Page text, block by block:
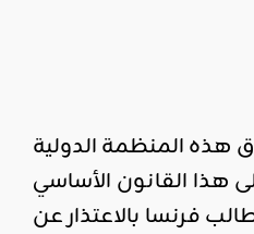
هذه المنظمة الدولية
هذا القانون الأساسي
فرنسا بالاعتذار عن